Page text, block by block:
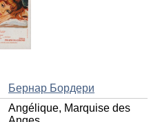
Бернар Бордери
Angélique, Marquise des